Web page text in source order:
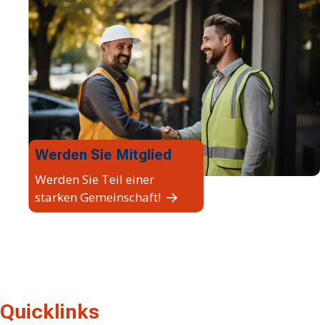
Werden Sie Mitglied
Werden Sie Teil einer
starken Gemeinschaft!
Quicklinks